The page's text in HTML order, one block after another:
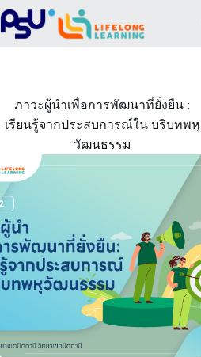
Skip
to
content
ภาวะผู้นำเพื่อการพัฒนาที่ยั่งยืน :
เรียนรู้จากประสบการณ์ใน บริบทพหุ
วัฒนธรรม